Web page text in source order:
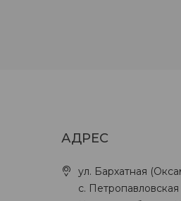
АДРЕС
ул. Бархатная
с.